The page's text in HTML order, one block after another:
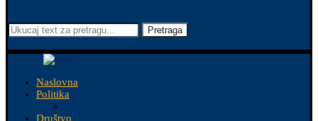
Pretraga
Naslovna
Politika
Društvo